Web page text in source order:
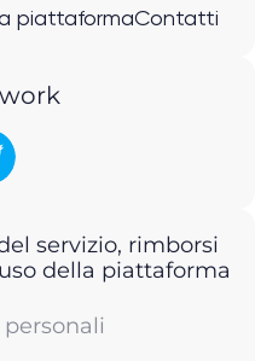
piattaformaContatti
servizio, rimborsi
della piattaforma